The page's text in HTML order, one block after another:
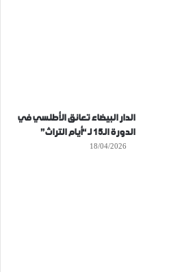
الدار البيضاء تعانق الأطلسي في
الدورة الـ15 لـ “أيام التراث”
18/04/2026